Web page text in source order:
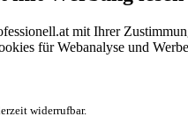
mit Ihrer
für Webanalyse und
widerrufbar.